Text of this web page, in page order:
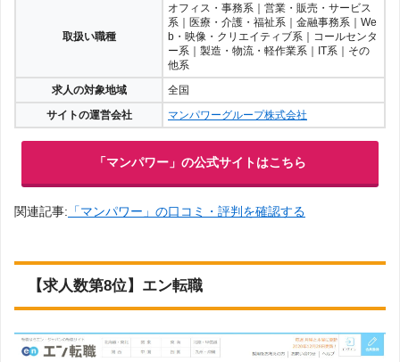
取扱い職種
オフィス・事務系｜営業・販売・サービス
系｜医療・介護・福祉系｜金融事務系｜We
b・映像・クリエイティブ系｜コールセンタ
ー系｜製造・物流・軽作業系｜IT系｜その
他系
求人の対象地域
全国
サイトの運営会社
マンパワーグループ株式会社
「マンパワー」の公式サイトはこちら
関連記事: 「マンパワー」の口コミ・評判を確認する
【求人数第8位】エン転職